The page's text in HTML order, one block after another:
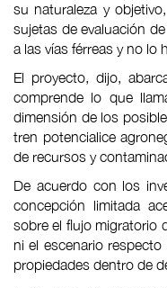
su naturaleza y
sujetas de evaluación
a las vías férreas y no
El proyecto, dijo,
comprende lo que
dimensión de los
tren potencialice
de recursos y
De acuerdo con los
concepción limitada
sobre el flujo migratorio
ni el escenario
propiedades dentro de